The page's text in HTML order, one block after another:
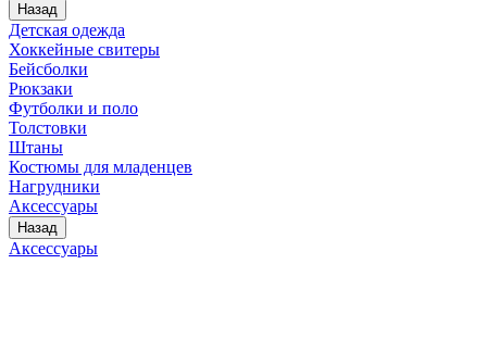
Назад
Детская одежда
Хоккейные свитеры
Бейсболки
Рюкзаки
Футболки и поло
Толстовки
Штаны
Костюмы для младенцев
Нагрудники
Аксессуары
Назад
Аксессуары